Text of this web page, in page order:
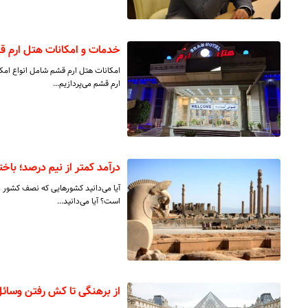
خدمات و امکانات هتل
امکانات هتل ارم قشم شامل انواع
ارم قشم می‌پردازیم…
درآمد کمتر از نیم درصد؛
آیا می‌دانید کشورهایی که نصف کشور
است؟ آیا می‌دانید…
از برهنگی تا کش رفتن